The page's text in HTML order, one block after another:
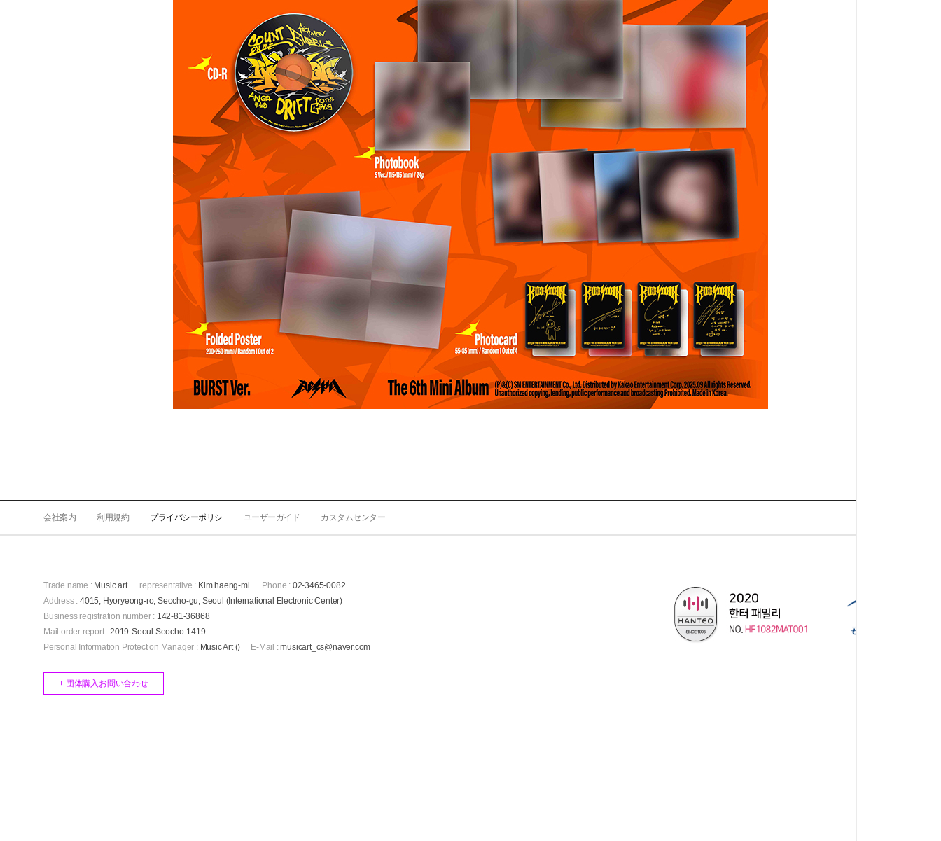
会社案内 利用規約 プライバシーポリシ ユーザーガイド カスタムセンター
Trade name : Music art representative : Kim haeng-mi Phone : 02-3465-0082
Address : 4015, Hyoryeong-ro, Seocho-gu, Seoul (International Electronic Center)
Business registration number : 142-81-36868
Mail order report :2019-Seoul Seocho-1419
Personal Information Protection Manager :Music Art () E-Mail :musicart_cs@naver.com
+ 団体購入お問い合わせ